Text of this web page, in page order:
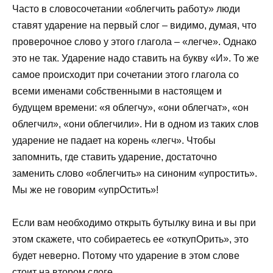
Часто в словосочетании «облегчить работу» люди
ставят ударение на первый слог – видимо, думая, что
проверочное слово у этого глагола – «легче». Однако
это не так. Ударение надо ставить на букву «И». То же
самое происходит при сочетании этого глагола со
всеми именами собственными в настоящем и
будущем времени: «я облегчу», «они облегчат», «он
облегчил», «они облегчили». Ни в одном из таких слов
ударение не падает на корень «легч». Чтобы
запомнить, где ставить ударение, достаточно
заменить слово «облегчить» на синоним «упростить».
Мы же не говорим «упрОстить»!
Если вам необходимо открыть бутылку вина и вы при
этом скажете, что собираетесь ее «откупОрить», это
будет неверно. Потому что ударение в этом слове